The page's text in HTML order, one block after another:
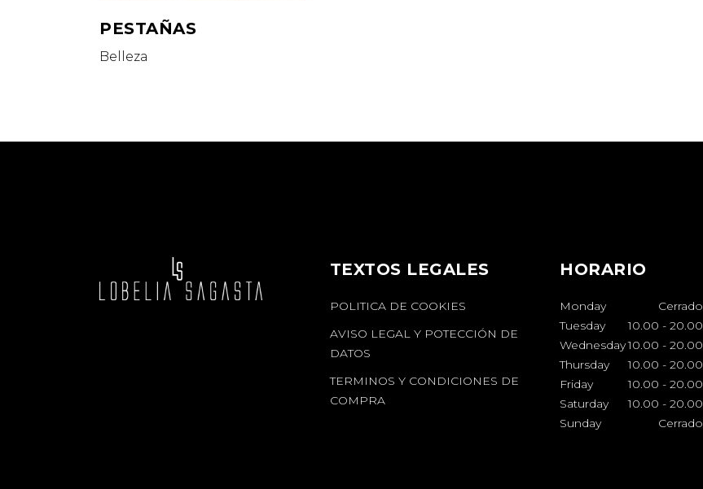
PESTAÑAS
Belleza
TEXTOS LEGALES
POLITICA DE COOKIES
AVISO LEGAL Y POTECCIÓN DE
DATOS
TERMINOS Y CONDICIONES DE
COMPRA
HORARIO
Monday
Cerrado
Tuesday
10.00 - 20.00
Wednesday10.00 - 20.00
Thursday
10.00 - 20.00
Friday
10.00 - 20.00
Saturday
10.00 - 20.00
Sunday
Cerrado